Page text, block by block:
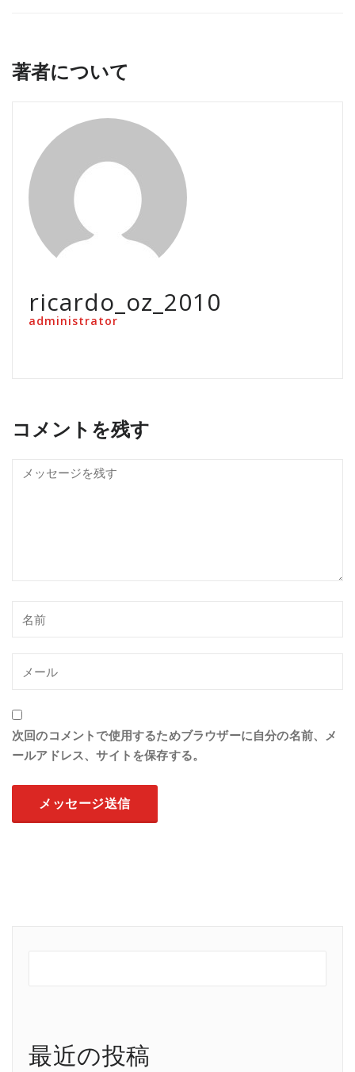
著者について
ricardo_oz_2010
administrator
コメントを残す
次回のコメントで使用するためブラウザーに自分の名前、メ
ールアドレス、サイトを保存する。
最近の投稿